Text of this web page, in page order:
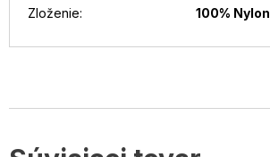
Zloženie: 100% Nylon